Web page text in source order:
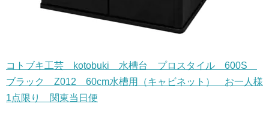
コトブキ工芸 kotobuki 水槽台 プロスタイル 600S
ブラック Z012 60cm水槽用（キャビネット） お一人様
1点限り 関東当日便